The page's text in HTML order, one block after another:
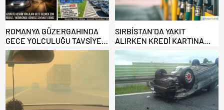
ROMANYA GÜZERGAHINDA
GECE YOLCULUĞU TAVSİYE
EDİLMİYOR: ALTERNATİF
KAPILAR ZAMAN
KAZANDIRIYOR!
SIRBİSTAN’DA YAKIT
ALIRKEN KREDİ KARTINA
DİKKAT: MAĞDUR OLMAYIN!